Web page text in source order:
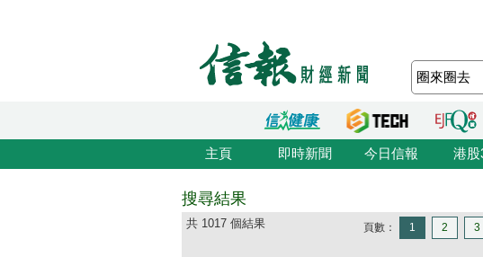
主頁 即時新聞 今日信報 港股
搜尋結果
共 1017 個結果 頁數： 1 2 3